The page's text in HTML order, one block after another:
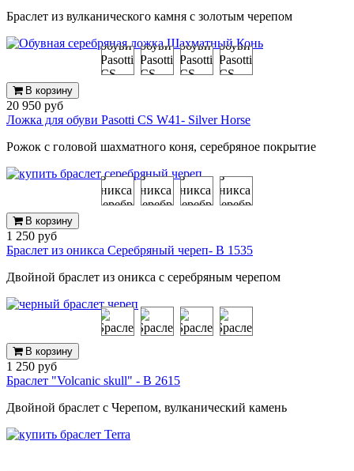
Браслет из вулканического камня с золотым черепом
В корзину
20 950 руб
Ложка для обуви Pasotti CS W41- Silver Horse
Рожок с головой шахматного коня, серебряное покрытие
В корзину
1 250 руб
Браслет из оникса Серебряный череп- B 1535
Двойной браслет из оникса с серебряным черепом
В корзину
1 250 руб
Браслет "Volcanic skull" - B 2615
Двойной браслет c Черепом, вулканический камень